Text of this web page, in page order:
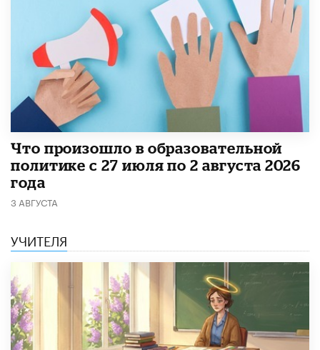
​Что произошло в образовательной
политике с 27 июля по 2 августа 2026
года
3 АВГУСТА
УЧИТЕЛЯ